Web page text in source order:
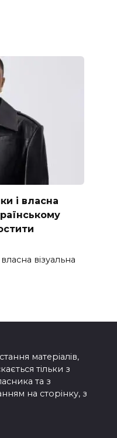
і власна
візуальна
матеріалів,
тільки з
та з
на сторінку, з